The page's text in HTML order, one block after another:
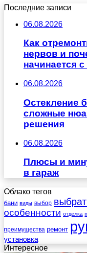
Последние записи
06.08.2026
Как
нервов и
начинается
06.08.2026
Остекление
сложные
решения
06.08.2026
Плюсы и
в гараж
Облако тегов
бани виды выбор
особенности отделка
преимущества ремонт
установка
Интересное